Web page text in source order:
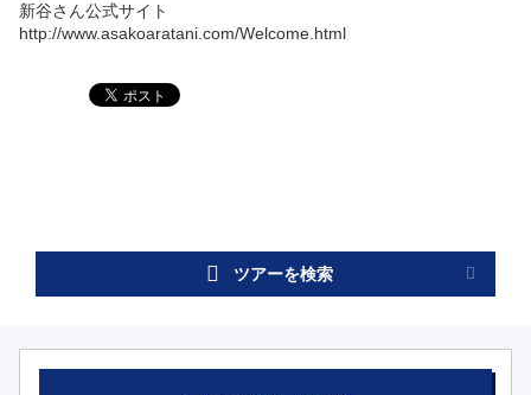
新谷さん公式サイト
http://www.asakoaratani.com/Welcome.html
ツアーを検索